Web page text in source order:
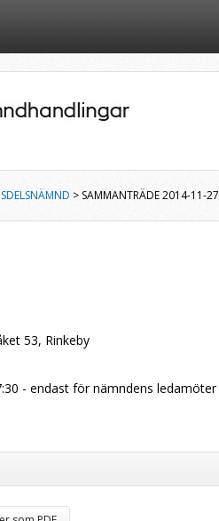
> SAMMANTRÄDE 2014-11-27
53, Rinkeby
- endast för nämndens ledamöter